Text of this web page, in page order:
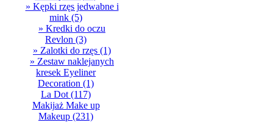
» Kępki rzęs jedwabne i
mink (5)
» Kredki do oczu
Revlon (3)
» Zalotki do rzęs (1)
» Zestaw naklejanych
kresek Eyeliner
Decoration (1)
La Dot (117)
Makijaż Make up
Makeup (231)